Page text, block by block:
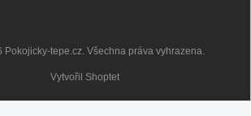
Vytvořil Shoptet
Pokojicky-tepe.cz. Všechna práva vyhrazena.